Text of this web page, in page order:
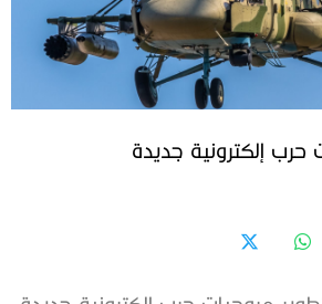
حرب إلكترونية جديدة